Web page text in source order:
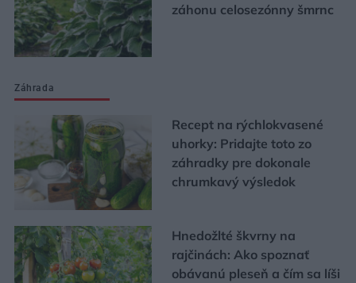
záhonu celosezónny šmrnc
Záhrada
Recept na rýchlokvasené
uhorky: Pridajte toto zo
záhradky pre dokonale
chrumkavý výsledok
Hnedožlté škvrny na
rajčinách: Ako spoznať
obávanú pleseň a čím sa líši